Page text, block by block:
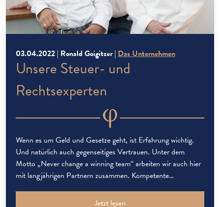
03.04.2022 | Ronald Goigitzer | Das Unternehmen
Unsere Steuer- und
Rechtsexperten
Wenn es um Geld und Gesetze geht, ist Erfahrung wichtig.
Und natürlich auch gegenseitiges Vertrauen. Unter dem
Motto „Never change a winning team“ arbeiten wir auch hier
mit langjährigen Partnern zusammen. Kompetente
Harrand begleitet die Da Vinci Group seit vielen Jahren und
Jetzt lesen